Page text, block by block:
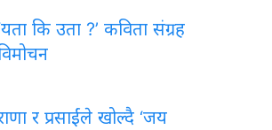
कि उता ?’ कविता संग्रह
र प्रसाईंले खोल्दै ‘जय